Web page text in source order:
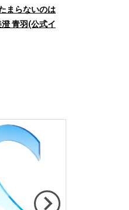
まらないのは
青羽(公式イ